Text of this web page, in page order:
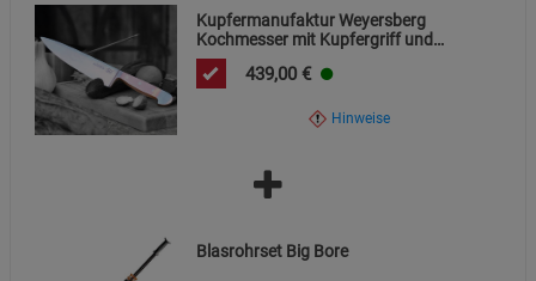
Kupfermanufaktur Weyersberg
Kochmesser mit Kupfergriff und
Filzaufbewahrung
439,00 €
Hinweise
Blasrohrset Big Bore